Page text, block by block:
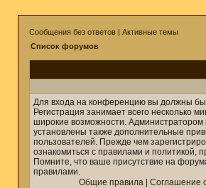
Сообщения без ответов | Активные темы
Список форумов
Для входа на конференцию вы должны
Регистрация занимает всего несколько
широкие возможности. Администратором
установлены также дополнительные
пользователей. Прежде чем
ознакомиться с правилами и политикой,
Помните, что ваше присутствие на
правилами.
Общие правила
Соглашение